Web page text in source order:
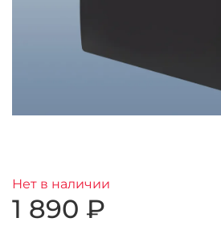
Нет в наличии
1 890 ₽